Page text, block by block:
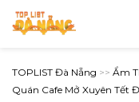
TOPLIST Đà Nẵng >> Ẩm
Quán Cafe Mở Xuyên Tết